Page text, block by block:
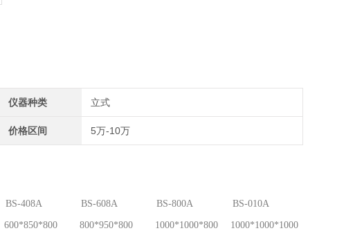
仪器种类 立式
价格区间 5万-10万
BS-408A BS-608A BS-800A BS-010A
600*850*800 800*950*800 1000*1000*800 1000*1000*1000